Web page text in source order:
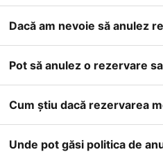
Dacă am nevoie să anulez
Pot să anulez o rezervare
Cum ştiu dacă rezervarea
Unde pot găsi politica de